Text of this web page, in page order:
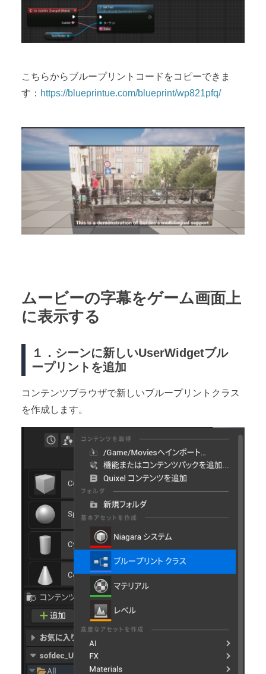
こちらからブループリントコードをコピーできま
す： https://blueprintue.com/blueprint/wp821pfq/
ムービーの字幕をゲーム画面上
に表示する
１．シーンに新しいUserWidgetブル
ープリントを追加
コンテンツブラウザで新しいブループリントクラス
を作成します。